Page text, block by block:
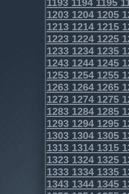
120312041205
121312141215
122312241225
123312341235
124312441245
125312541255
126312641265
127312741275
128312841285
129312941295
130313041305
131313141315
132313241325
133313341335
134313441345